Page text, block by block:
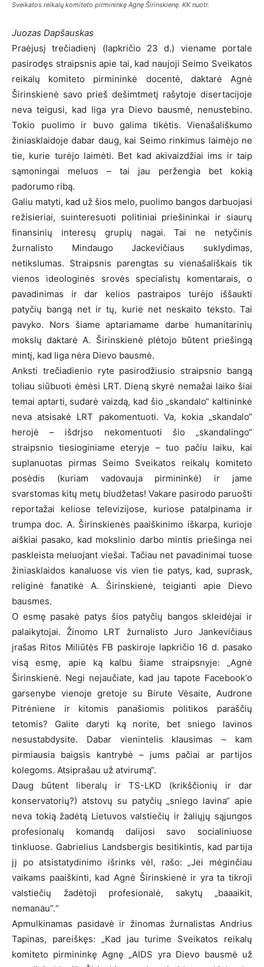
Sveikatos reikalų komiteto pirmininkę Agnę Širinskienę. KK nuotr.
Juozas Dapšauskas
Praėjusį trečiadienį (lapkričio 23 d.) viename portale
pasirodęs straipsnis apie tai, kad naujoji Seimo Sveikatos
reikalų komiteto pirmininkė docentė, daktarė Agnė
Širinskienė savo prieš dešimtmetį rašytoje disertacijoje
neva teigusi, kad liga yra Dievo bausmė, nenustebino.
Tokio puolimo ir buvo galima tikėtis. Vienašališkumo
žiniasklaidoje dabar daug, kai Seimo rinkimus laimėjo ne
tie, kurie turėjo laimėti. Bet kad akivaizdžiai ims ir taip
sąmoningai meluos – tai jau peržengia bet kokią
padorumo ribą.
Galiu matyti, kad už šios melo, puolimo bangos darbuojasi
režisieriai, suinteresuoti politiniai priešininkai ir siaurų
finansinių interesų grupių nagai. Tai ne netyčinis
žurnalisto Mindaugo Jackevičiaus suklydimas,
netikslumas. Straipsnis parengtas su vienašališkais tik
vienos ideologinės srovės specialistų komentarais, o
pavadinimas ir dar kelios pastraipos turėjo iššaukti
patyčių bangą net ir tų, kurie net neskaito teksto. Tai
pavyko. Nors šiame aptariamame darbe humanitarinių
mokslų daktarė A. Širinskienė plėtojo būtent priešingą
mintį, kad liga nėra Dievo bausmė.
Anksti trečiadienio ryte pasirodžiusio straipsnio bangą
toliau siūbuoti ėmėsi LRT. Dieną skyrė nemažai laiko šiai
temai aptarti, sudarė vaizdą, kad šio „skandalo“ kaltininkė
neva atsisakė LRT pakomentuoti. Va, kokia „skandalo“
herojė – išdrįso nekomentuoti šio „skandalingo“
straipsnio tiesioginiame eteryje – tuo pačiu laiku, kai
suplanuotas pirmas Seimo Sveikatos reikalų komiteto
posėdis (kuriam vadovauja pirmininkė) ir jame
svarstomas kitų metų biudžetas! Vakare pasirodo paruošti
reportažai keliose televizijose, kuriose patalpinama ir
trumpa doc. A. Širinskienės paaiškinimo iškarpa, kurioje
aiškiai pasako, kad mokslinio darbo mintis priešinga nei
paskleista meluojant viešai. Tačiau net pavadinimai tuose
žiniasklaidos kanaluose vis vien tie patys, kad, suprask,
religinė fanatikė A. Širinskienė, teigianti apie Dievo
bausmes.
O esmę pasakė patys šios patyčių bangos skleidėjai ir
palaikytojai. Žinomo LRT žurnalisto Juro Jankevičiaus
įrašas Ritos Miliūtės FB paskiroje lapkričio 16 d. pasako
visą esmę, apie ką kalbu šiame straipsnyje: „Agnė
Širinskienė. Negi nejaučiate, kad jau tapote Facebook‘o
garsenybe vienoje gretoje su Birute Vėsaite, Audrone
Pitrėniene ir kitomis panašiomis politikos paraščių
tetomis? Galite daryti ką norite, bet sniego lavinos
nesustabdysite. Dabar vienintelis klausimas – kam
pirmiausia baigsis kantrybė – jums pačiai ar partijos
kolegoms. Atsiprašau už atvirumą“.
Daug būtent liberalų ir TS-LKD (krikščionių ir dar
konservatorių?) atstovų su patyčių „sniego lavina“ apie
neva tokią žadėtą Lietuvos valstiečių ir žaliųjų sąjungos
profesionalų komandą dalijosi savo socialiniuose
tinkluose. Gabrielius Landsbergis besitikintis, kad partija
jį po atsistatydinimo išrinks vėl, rašo: „Jei mėginčiau
vaikams paaiškinti, kad Agnė Širinskienė ir yra ta tikroji
valstiečių žadėtoji profesionalė, sakytų „baaaikit,
nemanau”.“
Apmulkinamas pasidavė ir žinomas žurnalistas Andrius
Tapinas, pareiškęs: „Kad jau turime Sveikatos reikalų
komiteto pirmininkę Agnę „AIDS yra Dievo bausmė už